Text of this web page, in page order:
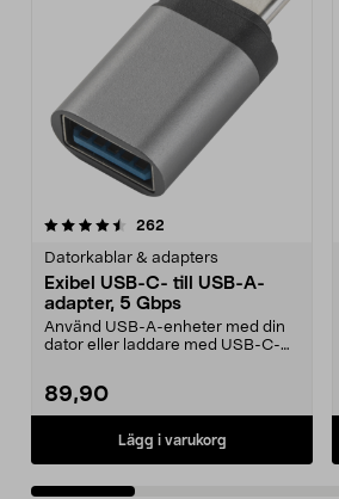
262
Datorkablar & adapters
Exibel USB-C- till USB-A-
adapter, 5 Gbps
Använd USB-A-enheter med din
dator eller laddare med USB-C-
89,90
Lägg i varukorg
4.5 av 5 stjärnor